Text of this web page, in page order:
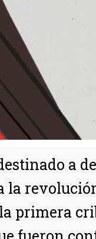
a
la
primera